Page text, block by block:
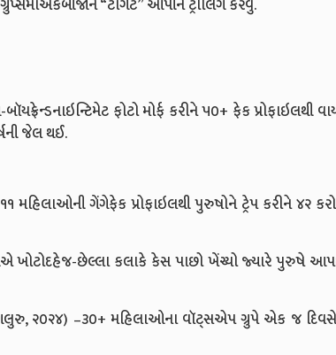
“ટાર્ગેટ” આપીને ટ્રોલિંગ કરવું.
ફોટો મોર્ફ કરીને ૫૦+ ફેક પ્રોફાઇલથી
જેલ થઈ.
મહિલાઓની ગેંગેફેક પ્રોફાઇલથી પુરુષોને ટ્રેપ કરીને ૪૨
ખોટોદહેજ-છેલ્લા કલાકે કેસ પાછો ખેંચ્યો જ્યારે પુરુષે
૨૦૨૪) –૩૦+ મહિલાઓના વૉટ્સએપ ગ્રુપે એક જ